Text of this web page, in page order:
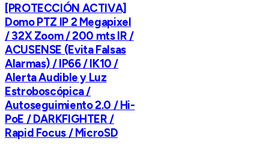
[PROTECCIÓN ACTIVA]
Domo PTZ IP 2 Megapixel
/ 32X Zoom / 200 mts IR /
ACUSENSE (Evita Falsas
Alarmas) / IP66 / IK10 /
Alerta Audible y Luz
Estroboscópica /
Autoseguimiento 2.0 / Hi-
PoE / DARKFIGHTER /
Rapid Focus / MicroSD